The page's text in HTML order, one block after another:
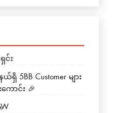
င်း
ရှိ 5BB Customer များ
ာင်း 🎉